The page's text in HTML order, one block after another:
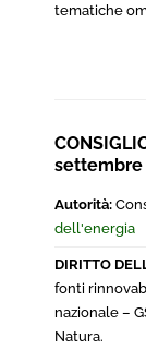
tematiche
settembre
Autorità:
dell'energia
DIRITTO
fonti
nazionale –
Natura.